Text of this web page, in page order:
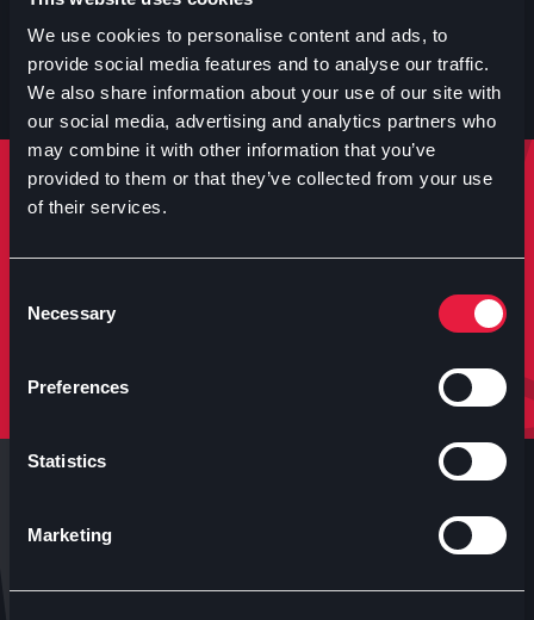
We use cookies to personalise content and ads, to
provide social media features and to analyse our traffic.
We also share information about your use of our site with
our social media, advertising and analytics partners who
may combine it with other information that you’ve
provided to them or that they’ve collected from your use
of their services.
Selection
Necessary
Preferences
Statistics
Marketing
Rimani sempre aggiornato
Iscriviti per ricevere notizie su eventi manifestazioni e